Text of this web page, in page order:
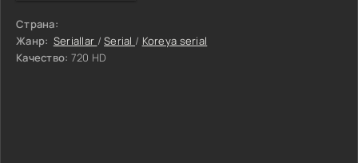
Страна:
Жанр: Seriallar /Serial / Koreya serial
Качество: 720 HD